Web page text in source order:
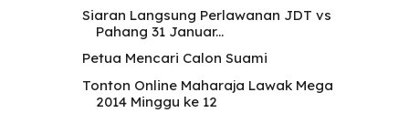
Siaran Langsung Perlawanan JDT vs
Pahang 31 Januar...
Petua Mencari Calon Suami
Tonton Online Maharaja Lawak Mega
2014 Minggu ke 12